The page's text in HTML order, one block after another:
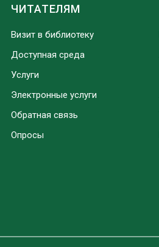
ЧИТАТЕЛЯМ
Визит в библиотеку
Доступная среда
Услуги
Электронные услуги
Обратная связь
Опросы